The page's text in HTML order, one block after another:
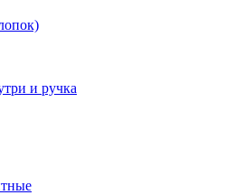
и ручка